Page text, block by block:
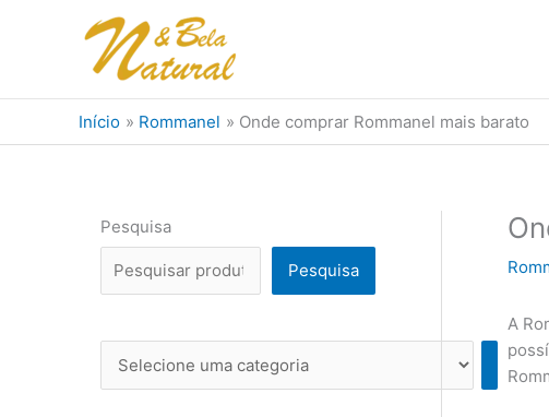
Início Rommanel Onde comprar Rommanel mais barato
Pesquisa
Pesquisa
A